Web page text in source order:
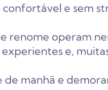
e sem
renome operam
e,
manhã e